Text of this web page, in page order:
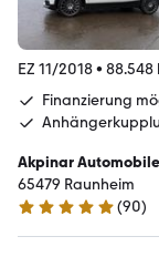
EZ 11/2018• 88.548
Finanzierung
Akpinar Automobile
65479 Raunheim
4.8 Sterne
(90)